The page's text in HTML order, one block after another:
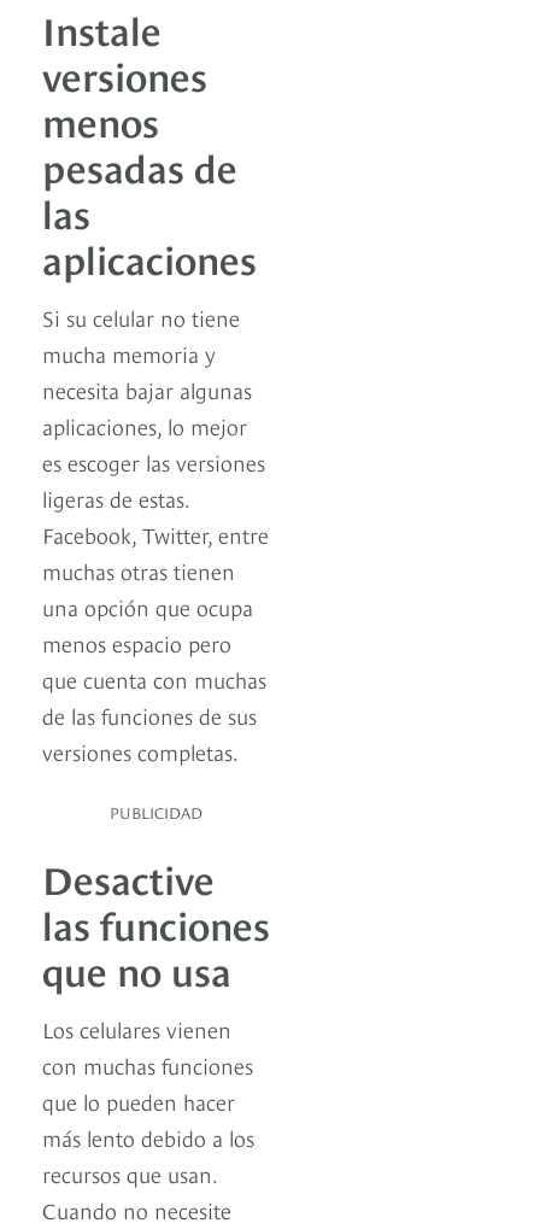
Instale
versiones
menos
pesadas de
las
aplicaciones
Si su celular no tiene
mucha memoria y
necesita bajar algunas
aplicaciones, lo mejor
es escoger las versiones
ligeras de estas.
Facebook, Twitter, entre
muchas otras tienen
una opción que ocupa
menos espacio pero
que cuenta con muchas
de las funciones de sus
versiones completas.
PUBLICIDAD
Desactive
las funciones
que no usa
Los celulares vienen
con muchas funciones
que lo pueden hacer
más lento debido a los
recursos que usan.
Cuando no necesite